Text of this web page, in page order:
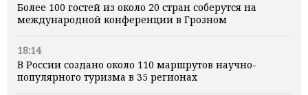
Более 100 гостей из около 20 стран соберутся на
международной конференции в Грозном
18:14
В России создано около 110 маршрутов научно-
популярного туризма в 35 регионах